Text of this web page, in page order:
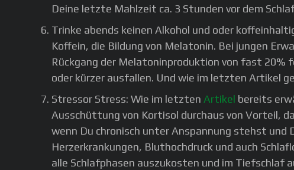
Deine letzte Mahlzeit ca. 3 Stunden vor dem
Trinke abends keinen Alkohol und oder
Koffein, die Bildung von Melatonin. Bei jungen
Rückgang der Melatoninproduktion von fast 20%
oder kürzer ausfallen. Und wie im letzten Artikel
Stressor Stress: Wie im letzten Artikel bereits
Ausschüttung von Kortisol durchaus von Vorteil,
wenn Du chronisch unter Anspannung stehst
Herzerkrankungen, Bluthochdruck und auch
alle Schlafphasen auszukosten und im Tiefschlaf